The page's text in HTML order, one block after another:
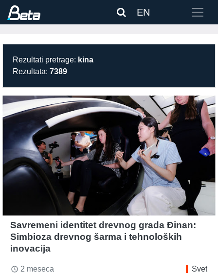
EN
Rezultati pretrage: kina
Rezultata: 7389
Savremeni identitet drevnog grada Đinan:
Simbioza drevnog šarma i tehnoloških
inovacija
access_time 2 meseca Svet